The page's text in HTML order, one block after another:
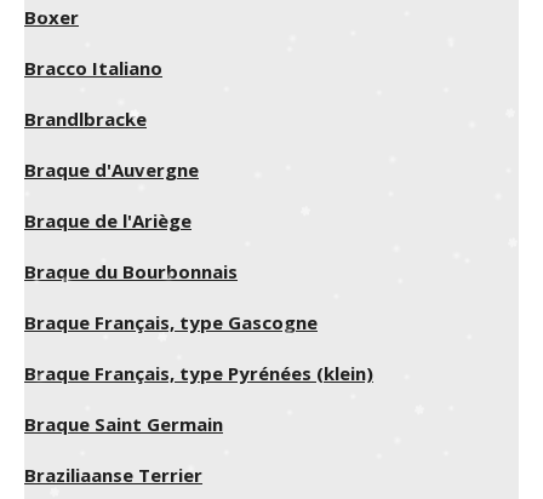
Boxer
Bracco Italiano
Brandlbracke
Braque d'Auvergne
Braque de l'Ariège
Braque du Bourbonnais
Braque Français, type Gascogne
Braque Français, type Pyrénées (klein)
Braque Saint Germain
Braziliaanse Terrier